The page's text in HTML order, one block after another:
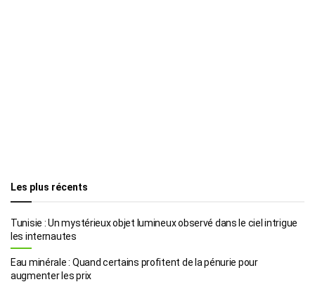
Les plus récents
Tunisie : Un mystérieux objet lumineux observé dans le ciel intrigue
les internautes
Eau minérale : Quand certains profitent de la pénurie pour
augmenter les prix